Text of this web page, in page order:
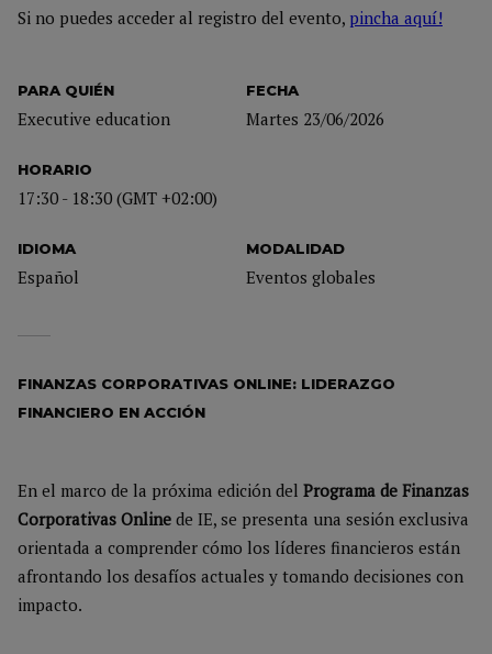
PARA QUIÉN
Executive education
FECHA
Martes 23/06/2026
HORARIO
17:30 - 18:30 (GMT +02:00)
IDIOMA
Español
MODALIDAD
Eventos globales
Si no puedes acceder al registro del evento, pincha aquí!
FINANZAS CORPORATIVAS ONLINE: LIDERAZGO
FINANCIERO EN ACCIÓN
En el marco de la próxima edición del Programa de Finanzas
Corporativas Online de IE, se presenta una sesión exclusiva
orientada a comprender cómo los líderes financieros están
afrontando los desafíos actuales y tomando decisiones con
impacto.